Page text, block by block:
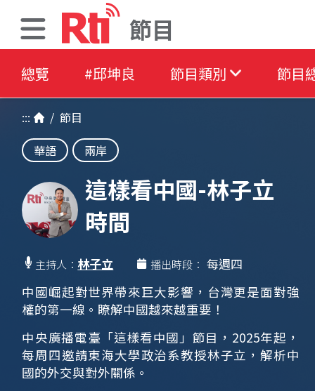
節目
總覽 #邱坤良 節目類別 節目
::: / 節目
華語
兩岸
這樣看中國-林子立
時間
主持人： 林子立 播出時段： 每週四
中國崛起對世界帶來巨大影響，台灣更是面對強
權的第一線。瞭解中國越來越重要！
中央廣播電臺「這樣看中國」節目，2025年起，
每周四邀請東海大學政治系教授林子立，解析中
國的外交與對外關係。